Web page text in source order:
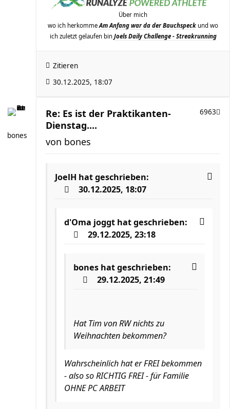
Über mich
wo ich herkomme Am Anfang war da der Bauchspeck und wo
ich zuletzt gelaufen bin Joels Daily Challenge - Streakrunning
Zitieren
30.12.2025, 18:07
bones
Re: Es ist der Praktikanten-
Dienstag....
6963
von bones
JoelH hat geschrieben:
30.12.2025, 18:07
d'Oma joggt hat geschrieben:
29.12.2025, 23:18
bones hat geschrieben:
29.12.2025, 21:49
Hat Tim von RW nichts zu
Weihnachten bekommen?
Wahrscheinlich hat er FREI bekommen
- also so RICHTIG FREI - für Familie
OHNE PC ARBEIT